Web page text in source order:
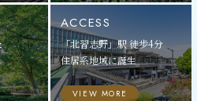
ACCESS
「北習志野」駅 徒歩4分
住居系地域に誕生
VIEW MORE